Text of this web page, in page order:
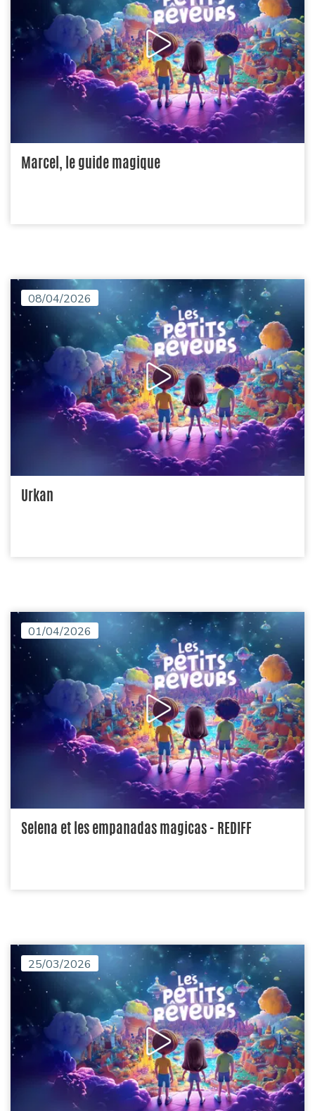
Marcel, le guide magique
08/04/2026
Urkan
01/04/2026
Selena et les empanadas magicas - REDIFF
25/03/2026